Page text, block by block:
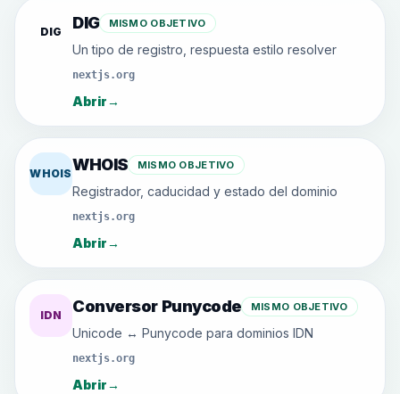
DIG DIG MISMO OBJETIVO
Un tipo de registro, respuesta estilo resolver
nextjs.org
Abrir→
WHOISWHOIS MISMO OBJETIVO
Registrador, caducidad y estado del dominio
nextjs.org
Abrir→
IDN Conversor Punycode MISMO OBJETIVO
Unicode ↔ Punycode para dominios IDN
nextjs.org
Abrir→